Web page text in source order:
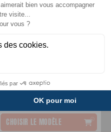
Bracelet en silicone
26 €TTC
CHOISIR LE MODÈLE